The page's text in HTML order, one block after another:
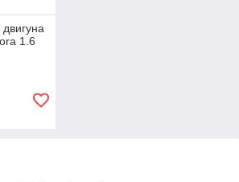
1.6